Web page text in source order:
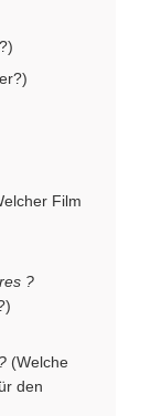
Film
?
(Welche
den